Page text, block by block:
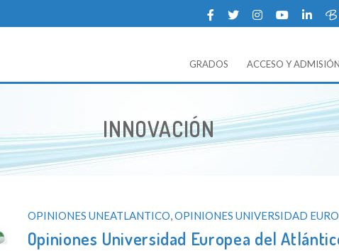
sobre la Universidad Europea del Atlántico.
GRADOS ACCESO Y ADMISIÓN
ETIQUETA:
INNOVACIÓN
OPINIONES UNEATLANTICO,OPINIONES UNIVERSIDAD
Opiniones Universidad Europea del